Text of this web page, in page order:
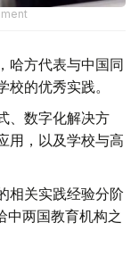
哈方代表与中国同
的优秀实践。
、数字化解决方
用，以及学校与高
相关实践经验分阶
中两国教育机构之